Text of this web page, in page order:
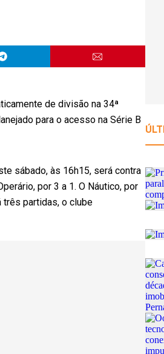
de divisão na 34ª
para o acesso na Série B
sábado, às 16h15, será contra
por 3 a 1. O Náutico, por
três partidas, o clube